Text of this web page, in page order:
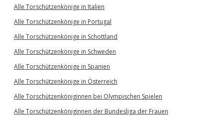
Alle Torschützenkönige in Italien
Alle Torschützenkönige in Portugal
Alle Torschützenkönige in Schottland
Alle Torschützenkönige in Schweden
Alle Torschützenkönige in Spanien
Alle Torschützenkönige in Österreich
Alle Torschützenköniginnen bei Olympischen Spielen
Alle Torschützenköniginnen der Bundesliga der Frauen